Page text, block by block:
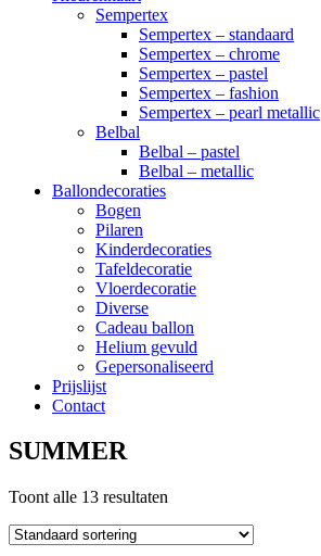
Sempertex
Sempertex – standaard
Sempertex – chrome
Sempertex – pastel
Sempertex – fashion
Sempertex – pearl metallic
Belbal
Belbal – pastel
Belbal – metallic
Ballondecoraties
Bogen
Pilaren
Kinderdecoraties
Tafeldecoratie
Vloerdecoratie
Diverse
Cadeau ballon
Helium gevuld
Gepersonaliseerd
Prijslijst
Contact
SUMMER
Toont alle 13 resultaten